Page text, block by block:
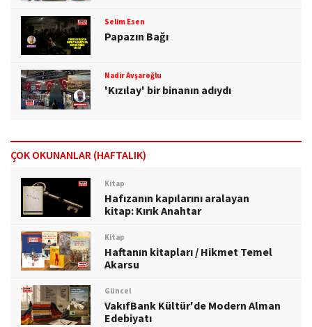
Selim Esen
Papazın Bağı
Nadir Avşaroğlu
'Kızılay' bir binanın adıydı
ÇOK OKUNANLAR (HAFTALIK)
Kitap
Hafızanın kapılarını aralayan
kitap: Kırık Anahtar
Kitap
Haftanın kitapları / Hikmet Temel
Akarsu
Güncel
VakıfBank Kültür'de Modern Alman
Edebiyatı